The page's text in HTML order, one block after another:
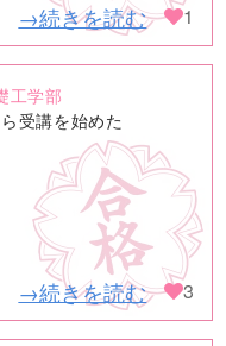
→続きを読む 1
工学部
受講を始めた
→続きを読む 3